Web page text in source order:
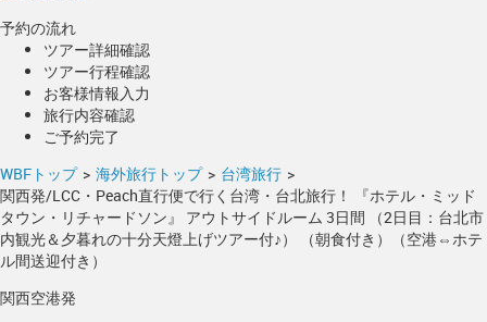
予約の流れ
ツアー詳細確認
ツアー行程確認
お客様情報入力
旅行内容確認
ご予約完了
WBFトップ > 海外旅行トップ > 台湾旅行 >
関西発/LCC・Peach直行便で行く台湾・台北旅行！ 『ホテル・ミッド
タウン・リチャードソン』 アウトサイドルーム 3日間 （2日目：台北市
内観光＆夕暮れの十分天燈上げツアー付♪） （朝食付き）（空港⇔ホテ
ル間送迎付き）
関西空港発